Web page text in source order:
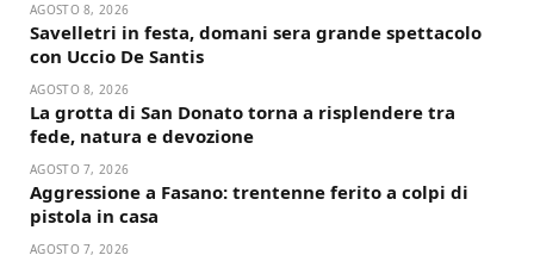
AGOSTO 8, 2026
Savelletri in festa, domani sera grande spettacolo
con Uccio De Santis
AGOSTO 8, 2026
La grotta di San Donato torna a risplendere tra
fede, natura e devozione
AGOSTO 7, 2026
Aggressione a Fasano: trentenne ferito a colpi di
pistola in casa
AGOSTO 7, 2026